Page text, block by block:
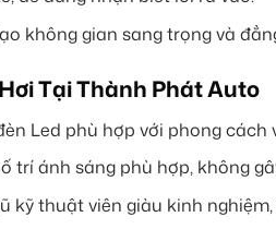
không gian sang trọng và
Tại Thành Phát Auto
Led phù hợp với phong cách
trí ánh sáng phù hợp, không
kỹ thuật viên giàu kinh